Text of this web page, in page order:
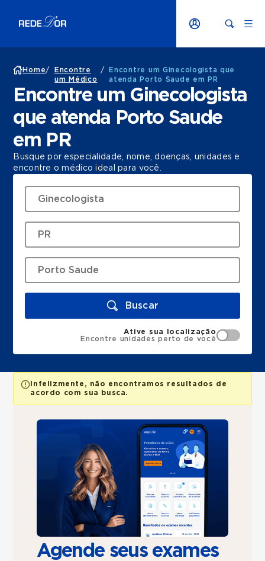
Home/
Encontre
um Médico
/
Encontre um Ginecologista que
atenda Porto Saude em PR
Encontre um Ginecologista
que atenda Porto Saude
em PR
Busque por especialidade, nome, doenças, unidades e
encontre o médico ideal para você.
Buscar
Ative sua localização
Encontre unidades perto de você
Infelizmente, não encontramos resultados de
acordo com sua busca.
Agende seus exames